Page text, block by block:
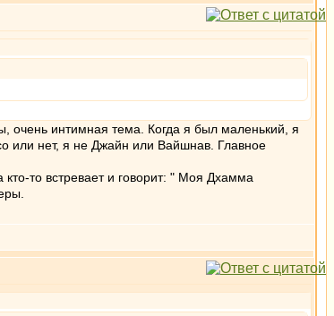
очень интимная тема. Когда я был маленький, я
или нет, я не Джайн или Вайшнав. Главное
то встревает и говорит: " Моя Дхамма